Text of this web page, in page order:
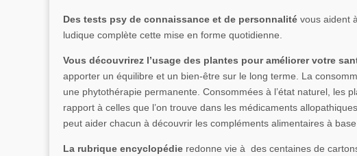
Des tests psy de connaissance et de personnalité vous aident
ludique complète cette mise en forme quotidienne.
Vous découvrirez l’usage des plantes pour améliorer votre
apporter un équilibre et un bien-être sur le long terme. La
une phytothérapie permanente. Consommées à l’état naturel, les
rapport à celles que l’on trouve dans les médicaments
peut aider chacun à découvrir les compléments alimentaires à
La rubrique encyclopédie redonne vie à des centaines de